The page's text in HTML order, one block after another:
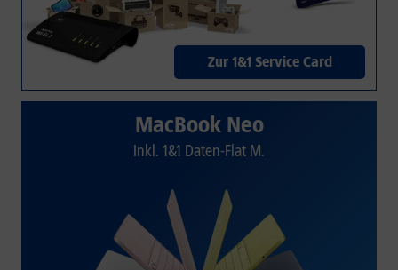
Zur 1&1 Service Card
MacBook Neo
Inkl. 1&1 Daten-Flat M.